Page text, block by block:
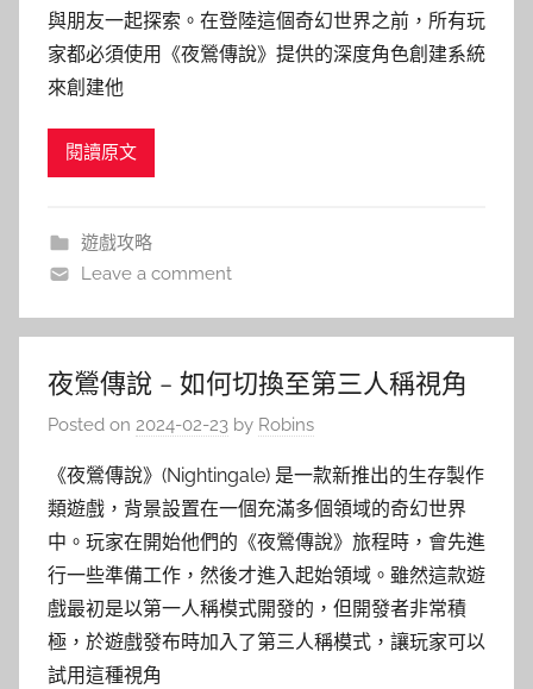
與朋友一起探索。在登陸這個奇幻世界之前，所有玩
家都必須使用《夜鶯傳說》提供的深度角色創建系統
來創建他
閱讀原文
遊戲攻略
Leave a comment
夜鶯傳說 – 如何切換至第三人稱視角
Posted on 2024-02-23 by Robins
《夜鶯傳說》(Nightingale) 是一款新推出的生存製作
類遊戲，背景設置在一個充滿多個領域的奇幻世界
中。玩家在開始他們的《夜鶯傳說》旅程時，會先進
行一些準備工作，然後才進入起始領域。雖然這款遊
戲最初是以第一人稱模式開發的，但開發者非常積
極，於遊戲發布時加入了第三人稱模式，讓玩家可以
試用這種視角